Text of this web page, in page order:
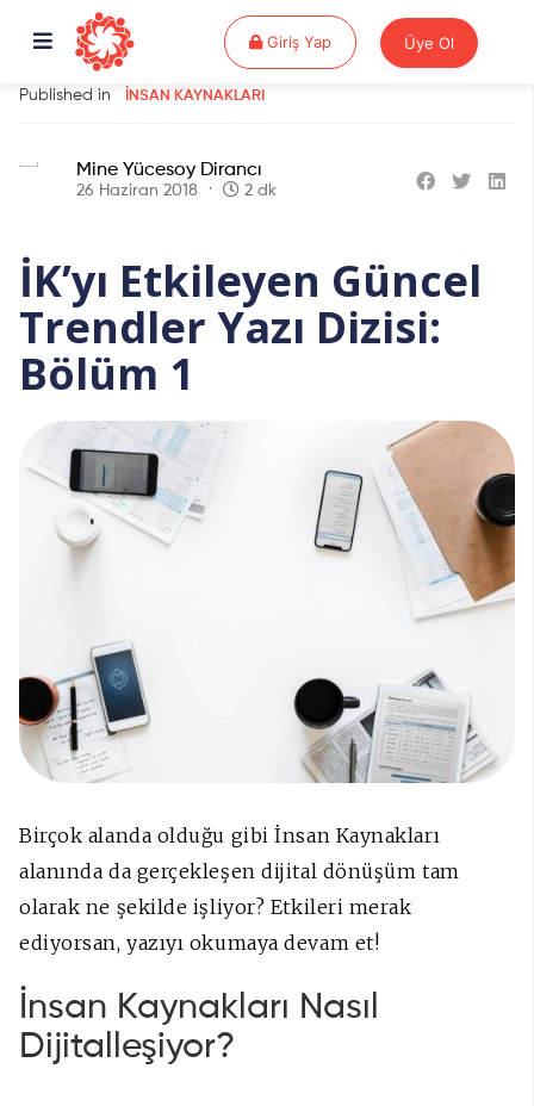
Giriş YapGiriş Yap Üye Ol
Published in İNSAN KAYNAKLARI
Mine Yücesoy Dirancı
26 Haziran 2018 2 dk
İK’yı Etkileyen Güncel
Trendler Yazı Dizisi:
Bölüm 1
Birçok alanda olduğu gibi İnsan Kaynakları
alanında da gerçekleşen dijital dönüşüm tam
olarak ne şekilde işliyor? Etkileri merak
ediyorsan, yazıyı okumaya devam et!
İnsan Kaynakları Nasıl
Dijitalleşiyor?